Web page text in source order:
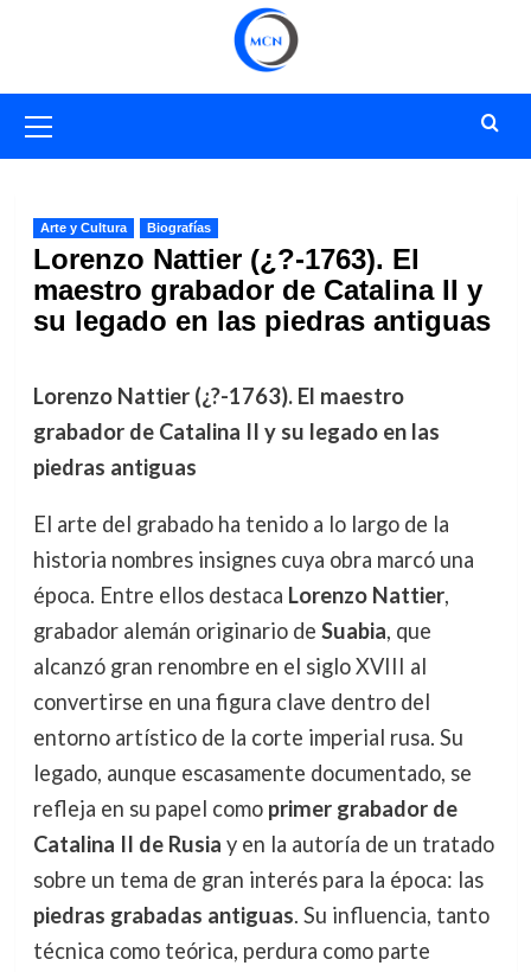
primario
Arte y Cultura Biografías
Lorenzo Nattier (¿?-1763). El
maestro grabador de Catalina II y
su legado en las piedras antiguas
Lorenzo Nattier (¿?-1763). El maestro
grabador de Catalina II y su legado en las
piedras antiguas
El arte del grabado ha tenido a lo largo de la
historia nombres insignes cuya obra marcó una
época. Entre ellos destaca Lorenzo Nattier,
grabador alemán originario de Suabia, que
alcanzó gran renombre en el siglo XVIII al
convertirse en una figura clave dentro del
entorno artístico de la corte imperial rusa. Su
legado, aunque escasamente documentado, se
refleja en su papel como primer grabador de
Catalina II de Rusia y en la autoría de un tratado
sobre un tema de gran interés para la época: las
piedras grabadas antiguas. Su influencia, tanto
técnica como teórica, perdura como parte